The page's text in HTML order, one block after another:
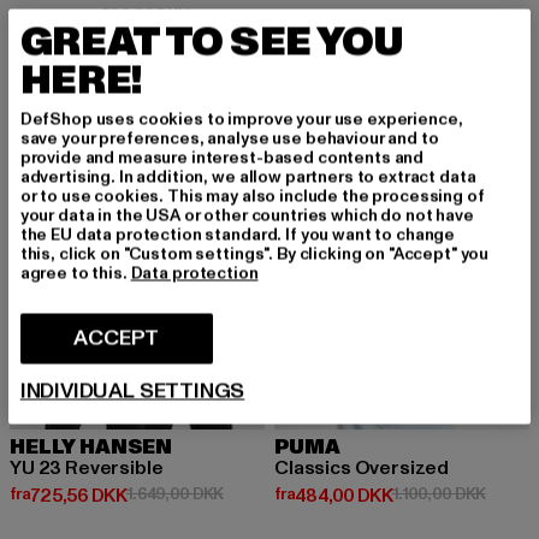
330,12 DKK
Nuværende pris: 330,12 DKK
786,00 DKKKampagnepris: 786,00 DKK
-56%
HELLY HANSEN
YU 23 Reversible
fra725,56 DKK
Nuværende pris: Fra 725,56 DKK
1.649,00 DKKKampagnepris: 1.649,00 DKK
-56%
PUMA
Classics Oversized
fra484,00 DKK
Nuværende pris: Fra 484,00
1.100,00 DKK
GREAT TO SEE YOU
HERE!
DefShop uses cookies to improve your use experience,
save your preferences, analyse use behaviour and to
provide and measure interest-based contents and
advertising. In addition, we allow partners to extract data
or to use cookies. This may also include the processing of
your data in the USA or other countries which do not have
the EU data protection standard. If you want to change
this, click on "Custom settings". By clicking on "Accept" you
agree to this. Data protection
ACCEPT
INDIVIDUAL SETTINGS